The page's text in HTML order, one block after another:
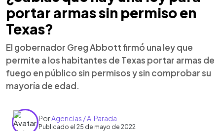
portar armas sin permiso en
Texas?
El gobernador Greg Abbott firmó una ley que
permite a los habitantes de Texas portar armas de
fuego en público sin permisos y sin comprobar su
mayoría de edad.
PorAgencias / A. Parada
Publicado el 25 de mayo de 2022